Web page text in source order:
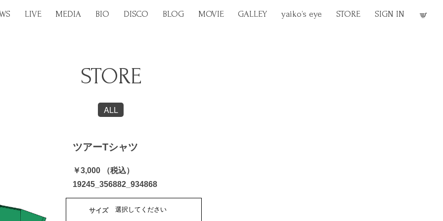
LIVE MEDIA BIO DISCO BLOG MOVIE GALLEY yaiko’s eye STORE SIGN IN
STORE
ALL
ツアーTシャツ
￥3,000 （税込）
19245_356882_934868
サイズ